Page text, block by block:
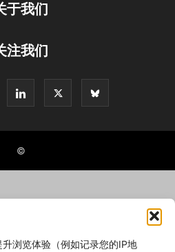
浏览体验（例如记录您的IP地
于我们
注我们
©